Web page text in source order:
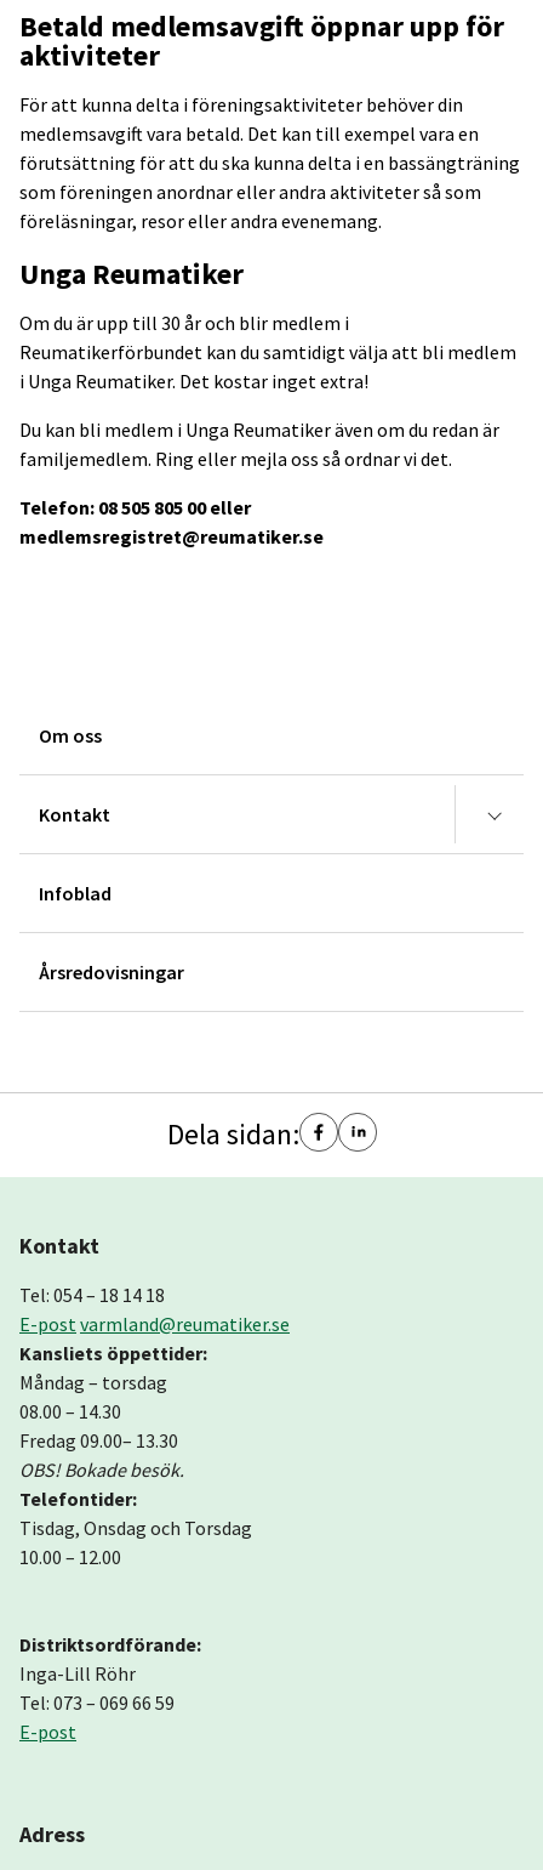
Betald medlemsavgift öppnar upp för
aktiviteter
För att kunna delta i föreningsaktiviteter behöver din
medlemsavgift vara betald. Det kan till exempel vara en
förutsättning för att du ska kunna delta i en bassängträning
som föreningen anordnar eller andra aktiviteter så som
föreläsningar, resor eller andra evenemang.
Unga Reumatiker
Om du är upp till 30 år och blir medlem i
Reumatikerförbundet kan du samtidigt välja att bli medlem
i Unga Reumatiker. Det kostar inget extra!
Du kan bli medlem i Unga Reumatiker även om du redan är
familjemedlem. Ring eller mejla oss så ordnar vi det.
Telefon: 08 505 805 00 eller
medlemsregistret@reumatiker.se
Om oss
Kontakt
Infoblad
Årsredovisningar
Dela sidan:
Kontakt
Tel: 054 – 18 14 18
E-post varmland@reumatiker.se
Kansliets öppettider:
Måndag – torsdag
08.00 – 14.30
Fredag 09.00– 13.30
OBS! Bokade besök.
Telefontider:
Tisdag, Onsdag och Torsdag
10.00 – 12.00
Distriktsordförande:
Inga-Lill Röhr
Tel: 073 – 069 66 59
E-post
Adress